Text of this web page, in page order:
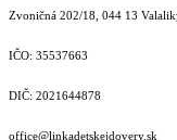
Zvoničná 202/18, 044 13
IČO: 35537663
DIČ: 2021644878
office@linkadetskejdovery.sk